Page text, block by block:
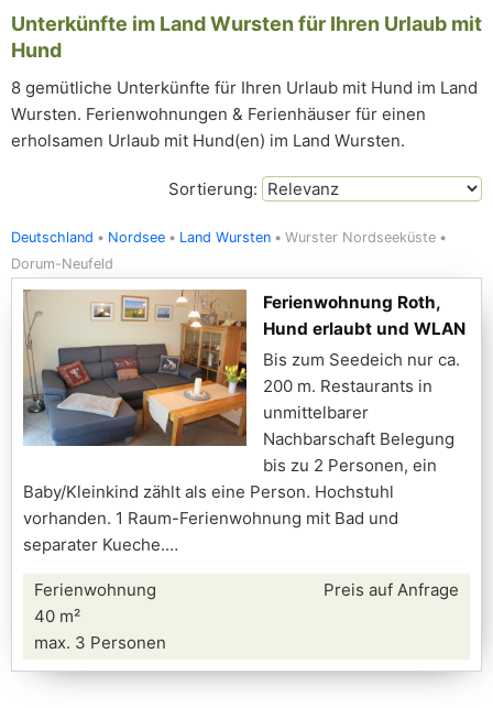
Unterkünfte im Land Wursten für Ihren Urlaub mit
Hund
8 gemütliche Unterkünfte für Ihren Urlaub mit Hund im Land
Wursten. Ferienwohnungen & Ferienhäuser für einen
erholsamen Urlaub mit Hund(en) im Land Wursten.
Sortierung:
Deutschland Nordsee Land Wursten
Wurster Nordseeküste
Dorum-Neufeld
Ferienwohnung Roth,
Hund erlaubt und WLAN
Bis zum Seedeich nur ca.
200 m. Restaurants in
unmittelbarer
Nachbarschaft Belegung
bis zu 2 Personen, ein
Baby/Kleinkind zählt als eine Person. Hochstuhl
vorhanden. 1 Raum-Ferienwohnung mit Bad und
separater Kueche.
Ferienwohnung
40 m²
max. 3 Personen
Preis auf Anfrage